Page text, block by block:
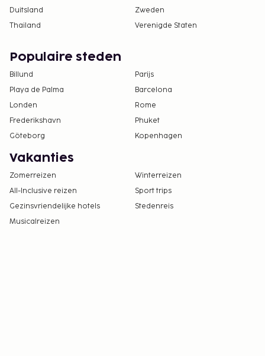
Duitsland
Zweden
Thailand
Verenigde Staten
Populaire steden
Billund
Parijs
Playa de Palma
Barcelona
Londen
Rome
Frederikshavn
Phuket
Göteborg
Kopenhagen
Vakanties
Zomerreizen
Winterreizen
All-Inclusive reizen
Sport trips
Gezinsvriendelijke hotels
Stedenreis
Musicalreizen